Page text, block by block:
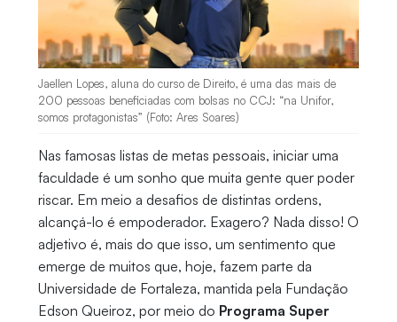
Jaellen Lopes, aluna do curso de Direito, é uma das mais de
200 pessoas beneficiadas com bolsas no CCJ: “na Unifor,
somos protagonistas” (Foto: Ares Soares)
Nas famosas listas de metas pessoais, iniciar uma
faculdade é um sonho que muita gente quer poder
riscar. Em meio a desafios de distintas ordens,
alcançá-lo é empoderador. Exagero? Nada disso! O
adjetivo é, mais do que isso, um sentimento que
emerge de muitos que, hoje, fazem parte da
Universidade de Fortaleza, mantida pela Fundação
Edson Queiroz, por meio do Programa Super